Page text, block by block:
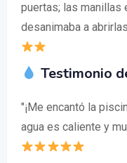
puertas; las manillas
desanimaba a
Testimonio
"¡Me encantó la
agua es caliente y